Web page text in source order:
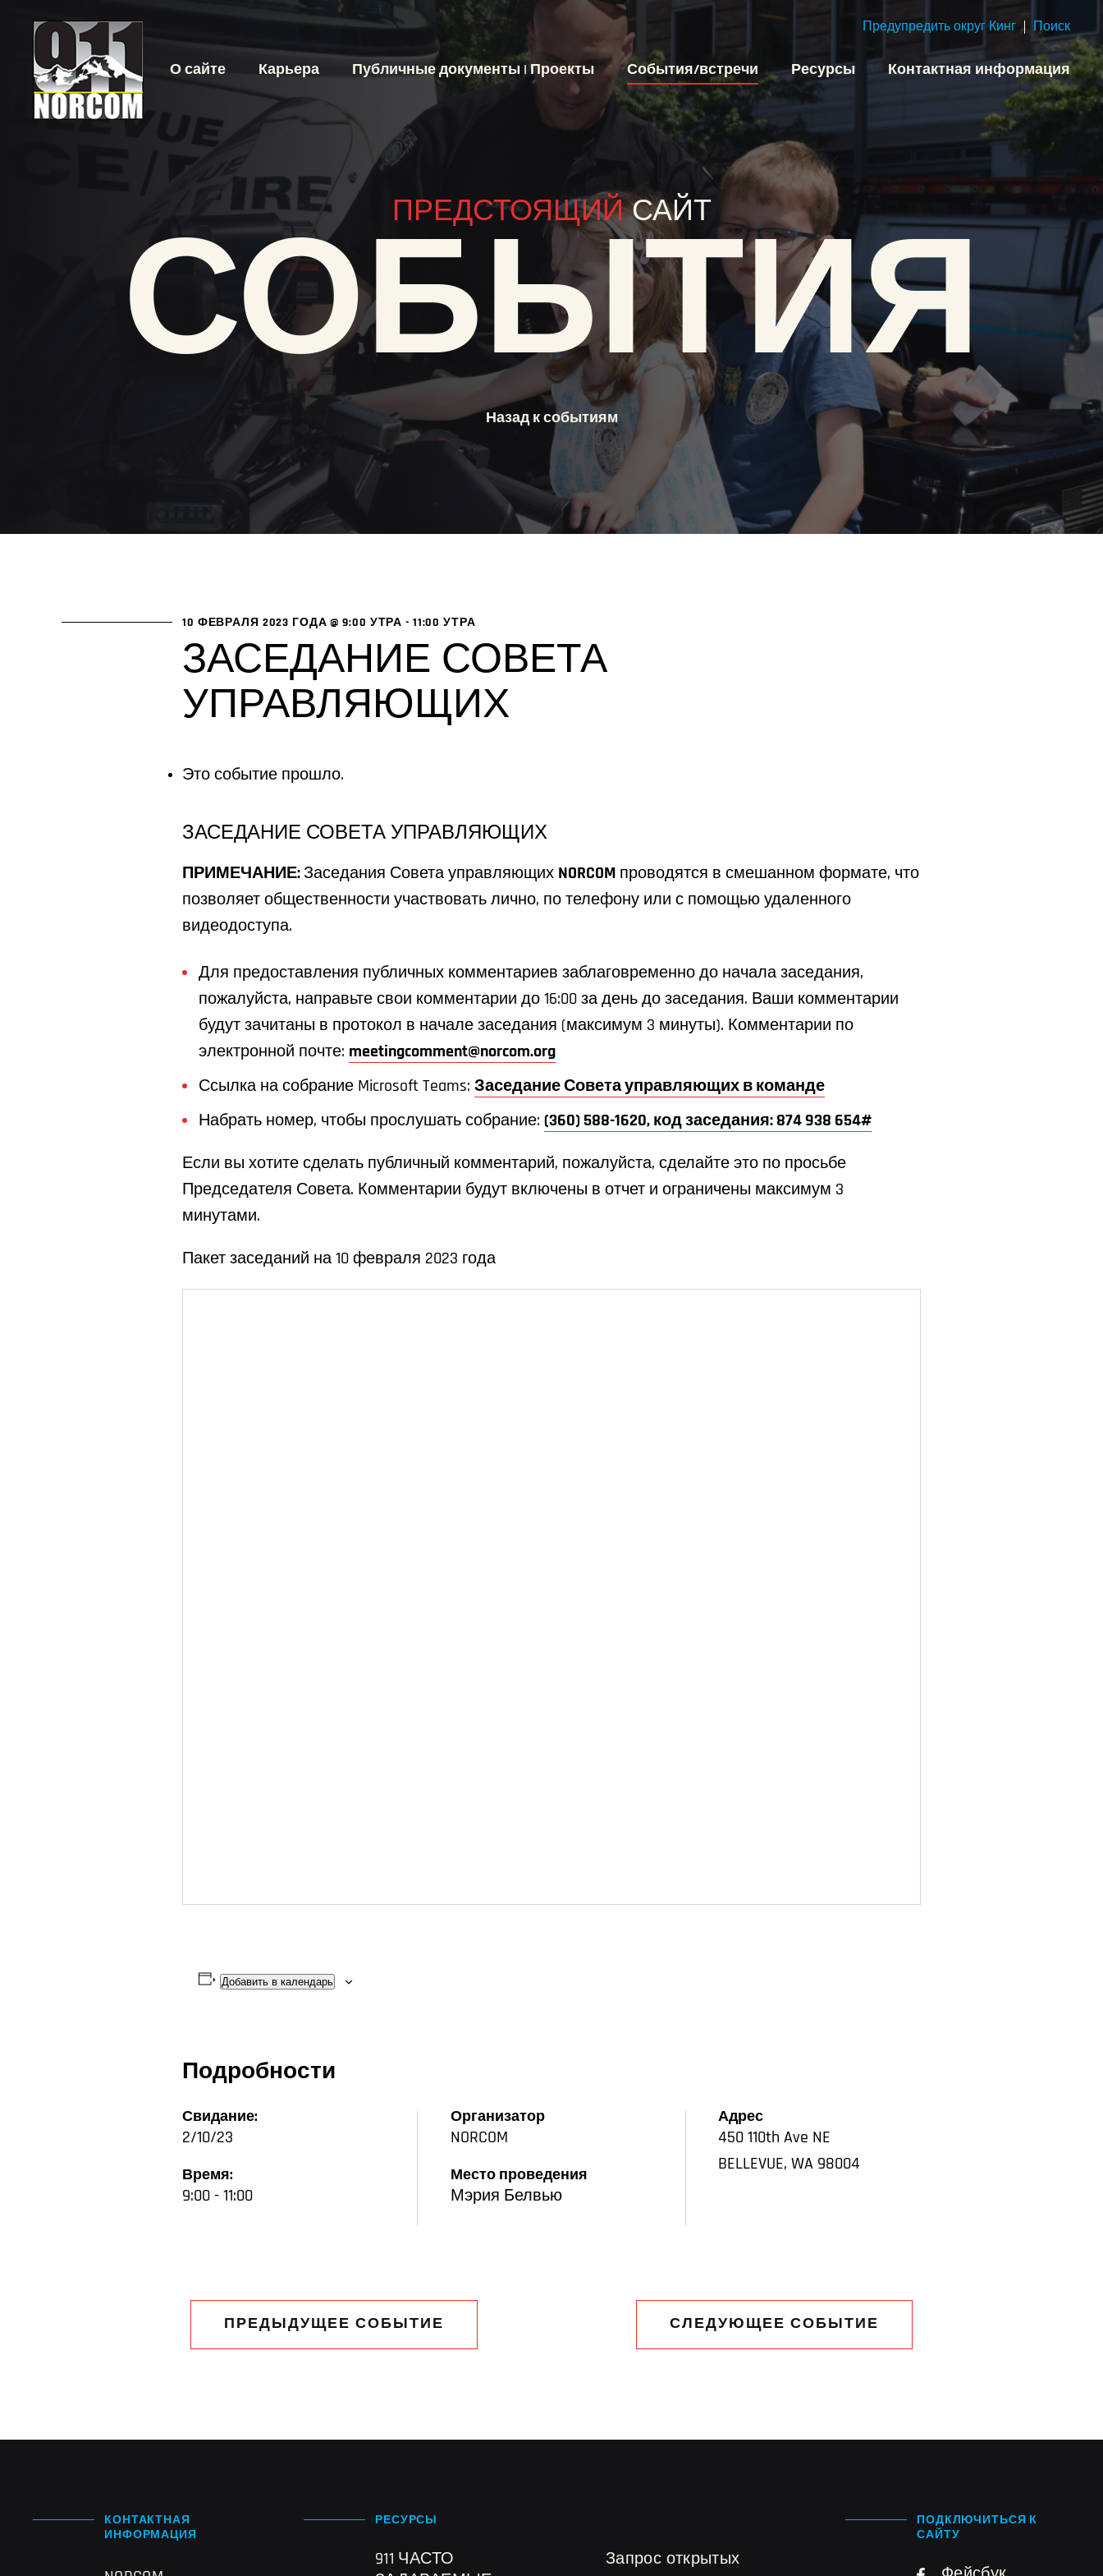
О сайте Карьера Публичные документы | Проекты События/встречи Ресурсы Контактная информация
Предупредить округ Кинг Поиск
ПРЕДСТОЯЩИЙСАЙТ
СОБЫТИЯ
Назад к событиям
10 ФЕВРАЛЯ 2023 ГОДА @ 9:00 УТРА - 11:00 УТРА
ЗАСЕДАНИЕ СОВЕТА
УПРАВЛЯЮЩИХ
Это событие прошло.
ЗАСЕДАНИЕ СОВЕТА УПРАВЛЯЮЩИХ
ПРИМЕЧАНИЕ: Заседания Совета управляющих NORCOM проводятся в смешанном формате, что
позволяет общественности участвовать лично, по телефону или с помощью удаленного
видеодоступа.
Для предоставления публичных комментариев заблаговременно до начала заседания,
пожалуйста, направьте свои комментарии до 16:00 за день до заседания. Ваши комментарии
будут зачитаны в протокол в начале заседания (максимум 3 минуты). Комментарии по
электронной почте: meetingcomment@norcom.org
Ссылка на собрание Microsoft Teams: Заседание Совета управляющих в команде
Набрать номер, чтобы прослушать собрание: (360) 588-1620, код заседания: 874 938 654#
Если вы хотите сделать публичный комментарий, пожалуйста, сделайте это по просьбе
Председателя Совета. Комментарии будут включены в отчет и ограничены максимум 3
минутами.
Пакет заседаний на 10 февраля 2023 года
Добавить в календарь
Подробности
Свидание:
2/10/23
Время:
9:00 - 11:00
Организатор
NORCOM
Место проведения
Мэрия Белвью
Адрес
450 110th Ave NE
BELLEVUE, WA 98004
ПРЕДЫДУЩЕЕ СОБЫТИЕ СЛЕДУЮЩЕЕ СОБЫТИЕ
КОНТАКТНАЯ
ИНФОРМАЦИЯ
РЕСУРСЫ
911 ЧАСТО
Запрос открытых
ПОДКЛЮЧИТЬСЯ К
САЙТУ